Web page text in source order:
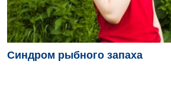
Детская оториноларингология
Детская офтальмология
Детская урология
Синдром рыбного запаха